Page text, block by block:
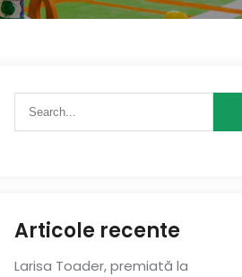
Articole recente
Larisa Toader, premiată la